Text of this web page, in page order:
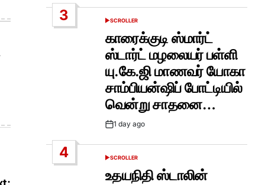
3
POSTED
SCROLLER
காரைக்குடி ஸ்மார்ட்
ஸ்டார்ட் மழலையர் பள்ளி
யு.கே.ஜி மாணவர் யோகா
சாம்பியன்ஷிப் போட்டியில்
வென்று சாதனை…
Post1 day ago
4
POSTED
SCROLLER
உதயநிதி ஸ்டாலின்